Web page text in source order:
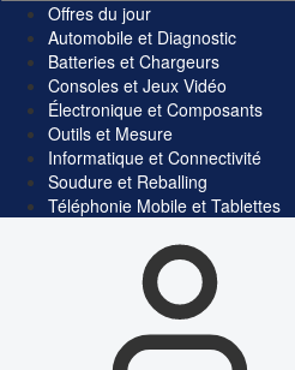
Offres du jour
Automobile et Diagnostic
Batteries et Chargeurs
Consoles et Jeux Vidéo
Électronique et Composants
Outils et Mesure
Informatique et Connectivité
Soudure et Reballing
Téléphonie Mobile et Tablettes